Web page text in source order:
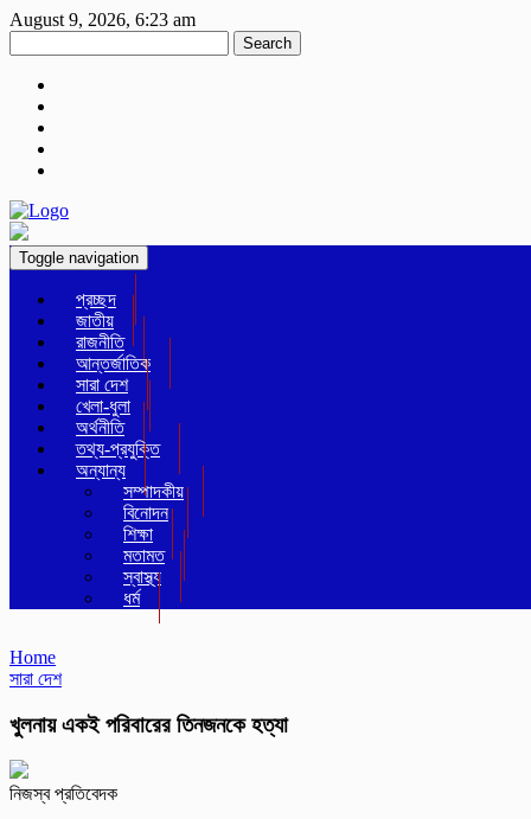
August 9, 2026, 6:23 am
Search
Toggle navigation
প্রচ্ছদ
জাতীয়
রাজনীতি
আন্তর্জাতিক
সারা দেশ
খেলা-ধুলা
অর্থনীতি
তথ্য-প্রযুক্তি
অন্যান্য
সম্পাদকীয়
বিনোদন
শিক্ষা
মতামত
স্বাস্থ্য
ধর্ম
Home
সারা দেশ
খুলনায় একই পরিবারের তিনজনকে হত্যা
নিজস্ব প্রতিবেদক